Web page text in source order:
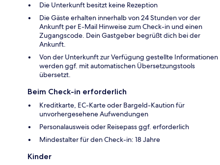
Die Unterkunft besitzt keine Rezeption
Die Gäste erhalten innerhalb von 24 Stunden vor der
Ankunft per E-Mail Hinweise zum Check-in und einen
Zugangscode. Dein Gastgeber begrüßt dich bei der
Ankunft.
Von der Unterkunft zur Verfügung gestellte Informationen
werden ggf. mit automatischen Übersetzungstools
übersetzt.
Beim Check-in erforderlich
Kreditkarte, EC-Karte oder Bargeld-Kaution für
unvorhergesehene Aufwendungen
Personalausweis oder Reisepass ggf. erforderlich
Mindestalter für den Check-in: 18 Jahre
Kinder